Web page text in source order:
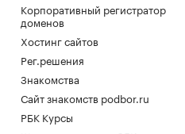
Корпоративный регистратор
доменов
Хостинг сайтов
Рег.решения
Знакомства
Сайт знакомств podbor.ru
РБК Курсы